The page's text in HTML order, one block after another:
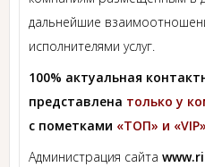
дальнейшие
исполнителями услуг.
100% актуальная
представлена только у
с пометками «ТОП» и
Администрация сайта